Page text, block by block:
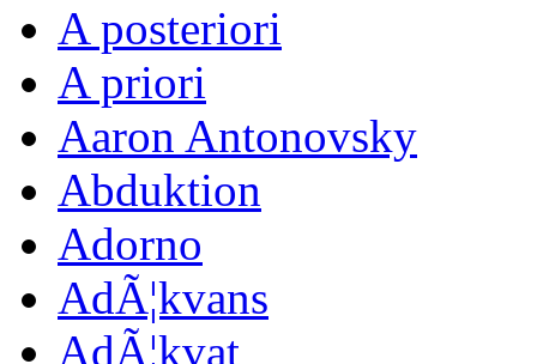
A posteriori
A priori
Aaron Antonovsky
Abduktion
Adorno
AdÃ¦kvans
AdÃ¦kvat